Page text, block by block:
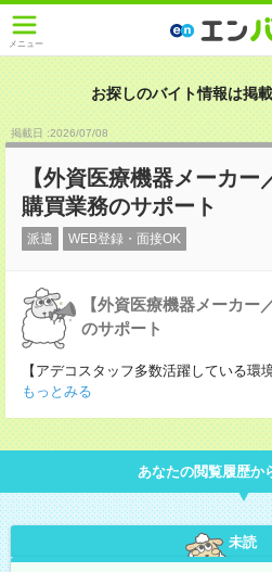
メニュー
お探しのバイト情報は掲
掲載日 :2026/07/08
【外資医療機器メーカ
購買業務のサポート
派遣 WEB登録・面接OK
【外資医療機器メーカー
のサポート
【アデコスタッフ多数活躍している環
もっとみる
あなたの閲覧履歴か
未読